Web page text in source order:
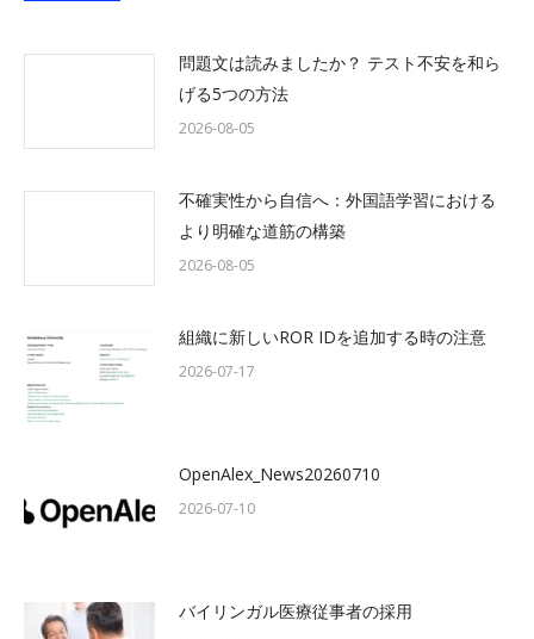
問題文は読みましたか？ テスト不安を和ら
げる5つの方法
2026-08-05
不確実性から自信へ：外国語学習における
より明確な道筋の構築
2026-08-05
組織に新しいROR IDを追加する時の注意
2026-07-17
OpenAlex_News20260710
2026-07-10
バイリンガル医療従事者の採用